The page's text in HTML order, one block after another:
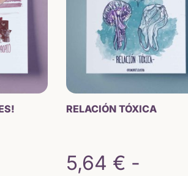
€
€
15,31 €.
RELACIÓN TÓXICA
5,64 € -